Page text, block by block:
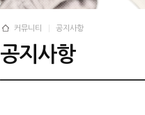
커뮤니티 공지사항
공지사항